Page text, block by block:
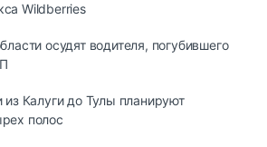
Wildberries
осудят водителя, погубившего
из Калуги до Тулы планируют
полос